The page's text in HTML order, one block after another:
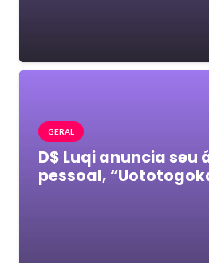
GERAL
D$ Luqi anuncia seu
pessoal,